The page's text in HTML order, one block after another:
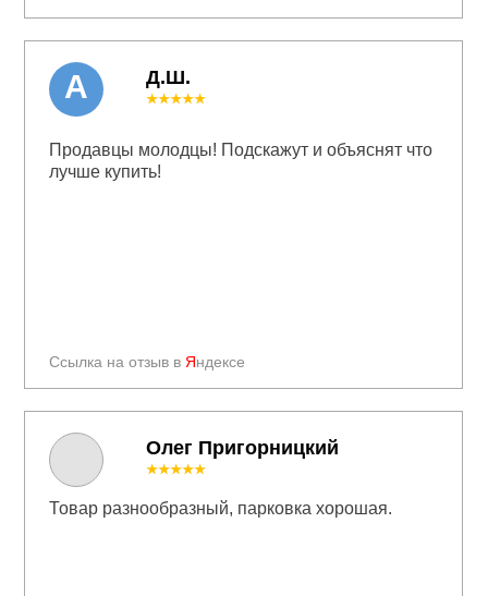
Олег Пригорницкий
Д.Ш.
Ссылка на отзыв в Яндексе
★★★★★
Продавцы молодцы! Подскажут и объяснят что
лучше купить!
А
★★★★★
Товар разнообразный, парковка хорошая.